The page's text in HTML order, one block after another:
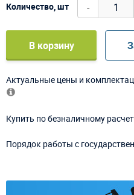
Количество, шт -
В корзину
Актуальные цены и
Купить по безналичному
Порядок работы с